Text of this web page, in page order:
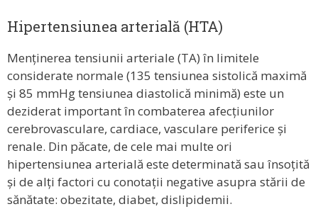
Hipertensiunea arterială (HTA)
Menținerea tensiunii arteriale (TA) în limitele
considerate normale (135 tensiunea sistolică maximă
și 85 mmHg tensiunea diastolică minimă) este un
deziderat important în combaterea afecțiunilor
cerebrovasculare, cardiace, vasculare periferice și
renale. Din păcate, de cele mai multe ori
hipertensiunea arterială este determinată sau însoțită
și de alți factori cu conotații negative asupra stării de
sănătate: obezitate, diabet, dislipidemii.